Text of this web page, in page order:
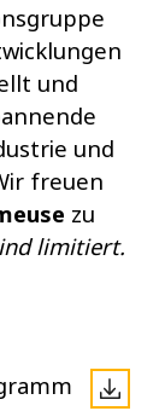
und
und
freuen
zu
limitiert.